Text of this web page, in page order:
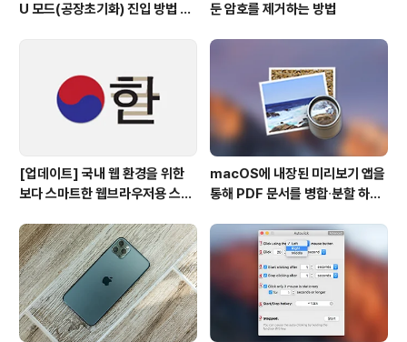
U 모드(공장초기화) 진입 방법 변
둔 암호를 제거하는 방법
[업데이트] 국내 웹 환경을 위한
보다 스마트한 웹브라우저용 스타
macOS에 내장된 미리보기 앱을
통해 PDF 문서를 병합∙분할 하는